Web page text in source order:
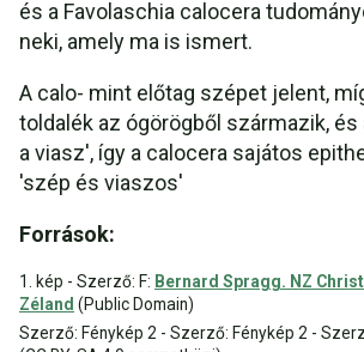
és a Favolaschia calocera
neki, amely ma is ismert.
A calo- mint előtag szépet jelent,
toldalék az ógörögből származik,
a viasz', így a calocera sajátos
'szép és viaszos'
Források:
1. kép - Szerző: F: Bernard Spragg. NZ
Zéland (Public Domain)
Szerző: Fénykép 2 - Szerző: Fénykép 2 -